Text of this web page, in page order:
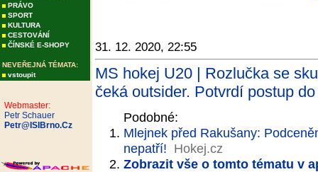
PRÁVO
SPORT
KULTURA
CESTOVÁNÍ
ČÍNSKÉ E-SHOPY
NEVEŘEJNÁ TÉMATA:
vstoupit
Webmaster:
Petr Schauer
Petr@ISIBrno.Cz
31. 12. 2020, 22:55
MS hokej U20 | Rozlučka se
čeká outsider. Potvrdí postup
Podobné:
Mlejnek před Rakušany:
nepatří! Hokej.cz
Zobrazit vše o tomto tématu v